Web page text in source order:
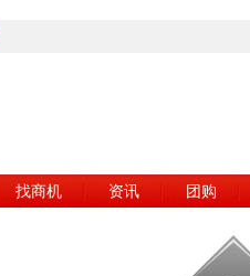
找商机 资讯 团购